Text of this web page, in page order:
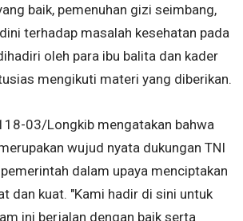
baik, pemenuhan gizi seimbang,
terhadap masalah kesehatan pada
oleh para ibu balita dan kader
mengikuti materi yang diberikan.
03/Longkib mengatakan bahwa
wujud nyata dukungan TNI
dalam upaya menciptakan
dan kuat. "Kami hadir di sini untuk
ini berjalan dengan baik serta